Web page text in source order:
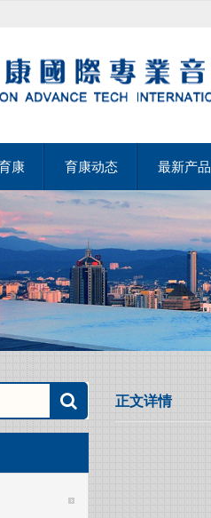
康 育康动态 最新产品
正文详情